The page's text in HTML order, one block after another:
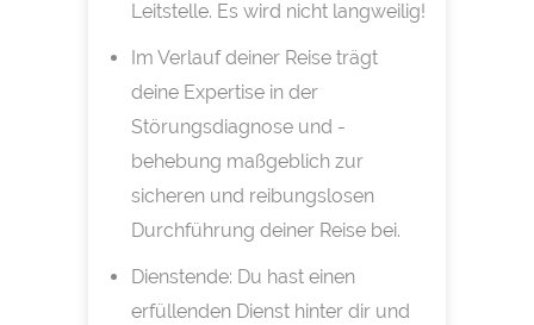
Leitstelle. Es wird nicht langweilig!
Im Verlauf deiner Reise trägt
deine Expertise in der
Störungsdiagnose und -
behebung maßgeblich zur
sicheren und reibungslosen
Durchführung deiner Reise bei.
Dienstende: Du hast einen
erfüllenden Dienst hinter dir und